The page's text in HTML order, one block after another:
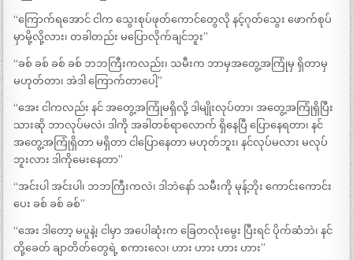
“ကြောက်ရအောင် ငါက သွေးစုပ်ဖုတ်ကောင်တွေလို နင့်ဂုတ်သွေး ဖောက်စုပ်
မှာမို့လို့လား၊ တခါတည်း မပြောလိုက်ချင်ဘူး”
“ခစ် ခစ် ခစ် ခစ် ဘဘကြီးကလည်း၊ သမီးက ဘာမှအတွေ့အကြုံမှ ရှိတာမှ
မဟုတ်တာ၊ အဲဒါ ကြောက်တာပေါ့”
“အေး ငါကလည်း နင် အတွေ့အကြုံမရှိလို့ ဒါမျိုးလုပ်တာ၊ အတွေ့အကြုံရှိပြီး
သားဆို ဘာလုပ်မလဲ၊ ဒါကို အခါတစ်ရာလောက် ရှိနေပြီ ပြောနေရတာ၊ နင်
အတွေ့အကြုံရှိတာ မရှိတာ ငါပြောနေတာ မဟုတ်ဘူး၊ နင်လုပ်မလား မလုပ်
ဘူးလား ဒါကိုမေးနေတာ”
“အင်းပါ အင်းပါ၊ ဘဘကြီးကလဲ၊ ဒါဘဲနော် သမီးကို မုန့်ဘိုး ကောင်းကောင်း
ပေး ခစ် ခစ် ခစ်”
“အေး ဒါတော့ မပူနဲ့၊ ငါမှာ အပေါဆုံးက ခြေတလုံးမွေး ပြီးရင် ပိုက်ဆံဘဲ၊ နင်
တို့ခေတ် ချာတိတ်တွေရဲ့ စကားလေ၊ ဟား ဟား ဟား ဟား”